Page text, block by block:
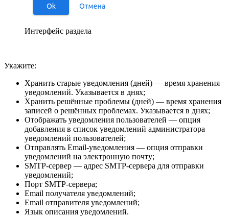
Интерфейс раздела
Укажите:
Хранить старые уведомления (дней) — время хранения
уведомлений. Указывается в днях;
Хранить решённые проблемы (дней) — время хранения
записей о решённых проблемах. Указывается в днях;
Отображать уведомления пользователей — опция
добавления в список уведомлений администратора
уведомлений пользователей;
Отправлять Email-уведомления — опция отправки
уведомлений на электронную почту;
SMTP-сервер — адрес SMTP-сервера для отправки
уведомлений;
Порт SMTP-сервера;
Email получателя уведомлений;
Email отправителя уведомлений;
Язык описания уведомлений.